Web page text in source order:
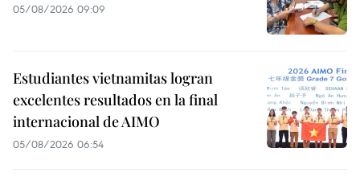
05/08/2026 09:09
Estudiantes vietnamitas logran
excelentes resultados en la final
internacional de AIMO
05/08/2026 06:54